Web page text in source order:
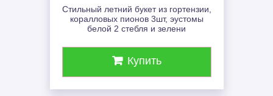
Стильный летний букет из гортензии,
коралловых пионов 3шт, эустомы
белой 2 стебля и зелени
Купить